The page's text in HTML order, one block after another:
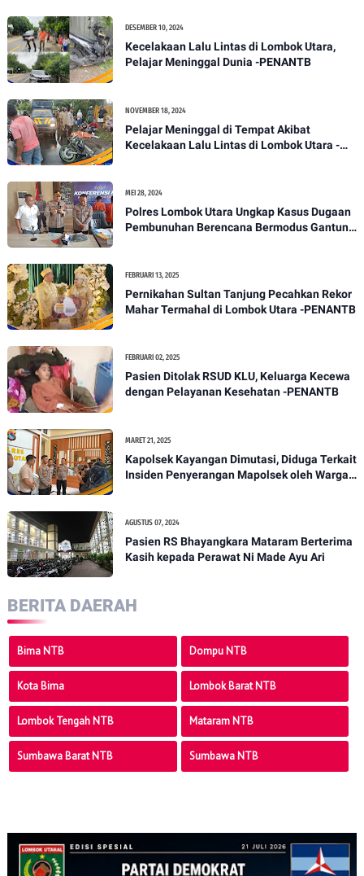
DESEMBER 10, 2024
Kecelakaan Lalu Lintas di Lombok Utara,
Pelajar Meninggal Dunia -PENANTB
NOVEMBER 18, 2024
Pelajar Meninggal di Tempat Akibat
Kecelakaan Lalu Lintas di Lombok Utara -
MEI 28, 2024
Polres Lombok Utara Ungkap Kasus Dugaan
Pembunuhan Berencana Bermodus Gantung
FEBRUARI 13, 2025
Pernikahan Sultan Tanjung Pecahkan Rekor
Mahar Termahal di Lombok Utara -PENANTB
FEBRUARI 02, 2025
Pasien Ditolak RSUD KLU, Keluarga Kecewa
dengan Pelayanan Kesehatan -PENANTB
MARET 21, 2025
Kapolsek Kayangan Dimutasi, Diduga Terkait
Insiden Penyerangan Mapolsek oleh Warga -
AGUSTUS 07, 2024
Pasien RS Bhayangkara Mataram Berterima
Kasih kepada Perawat Ni Made Ayu Ari
BERITA DAERAH
Bima NTB Dompu NTB
Kota Bima Lombok Barat NTB
Lombok Tengah NTB Mataram NTB
Sumbawa Barat NTB Sumbawa NTB